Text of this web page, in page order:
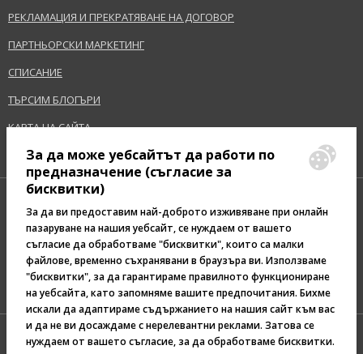
РЕКЛАМАЦИЯ И ПРЕКРАТЯВАНЕ НА ДОГОВОР
ПАРТНЬОРСКИ МАРКЕТИНГ
СПИСАНИЕ
ТЪРСИМ БЛОГЪРИ
КАРТА НА САЙТА
Pazaruvaj - Надежден
помощник за покупки
За да може уебсайтът да работи по
предназначение (съгласие за
бисквитки)
За да ви предоставим най-доброто изживяване при онлайн
пазаруване на нашия уебсайт, се нуждаем от вашето
съгласие да обработваме "бисквитки", които са малки
файлове, временно съхранявани в браузъра ви. Използваме
"бисквитки", за да гарантираме правилното функциониране
на уебсайта, като запомняме вашите предпочитания. Бихме
искали да адаптираме съдържанието на нашия сайт към вас
и да не ви досаждаме с нерелевантни реклами. Затова се
нуждаем от вашето съгласие, за да обработваме бисквитки.